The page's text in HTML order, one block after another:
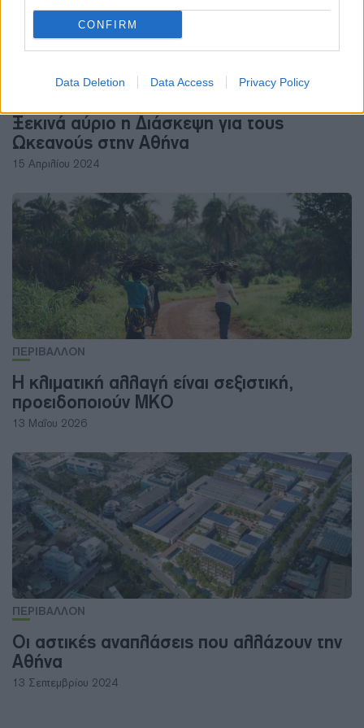
CONFIRM
Data Deletion Data Access Privacy Policy
Ξεκινά αύριο η Διάσκεψη για τους
Ωκεανούς στην Αθήνα
15 Απριλίου 2024
ΠΕΡΙΒΑΛΛΟΝ
Η κλιματική αλλαγή είναι σεξιστική,
προειδοποιούν ΜΚΟ
13 Μαΐου 2026
ΠΕΡΙΒΑΛΛΟΝ
Οι αστικές αναπλάσεις που αλλάζουν την
Αθήνα
13 Σεπτεμβρίου 2024